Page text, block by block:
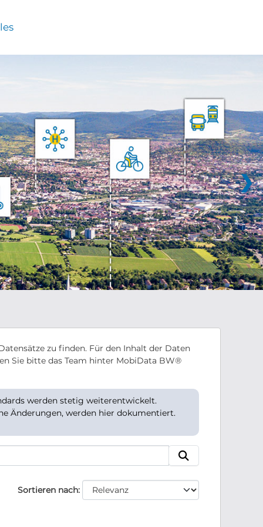
❯
zu finden. Für den Inhalt der Daten
Sie bitte das Team hinter MobiData BW®
werden stetig weiterentwickelt.
Änderungen, werden hier dokumentiert.
Sortieren nach